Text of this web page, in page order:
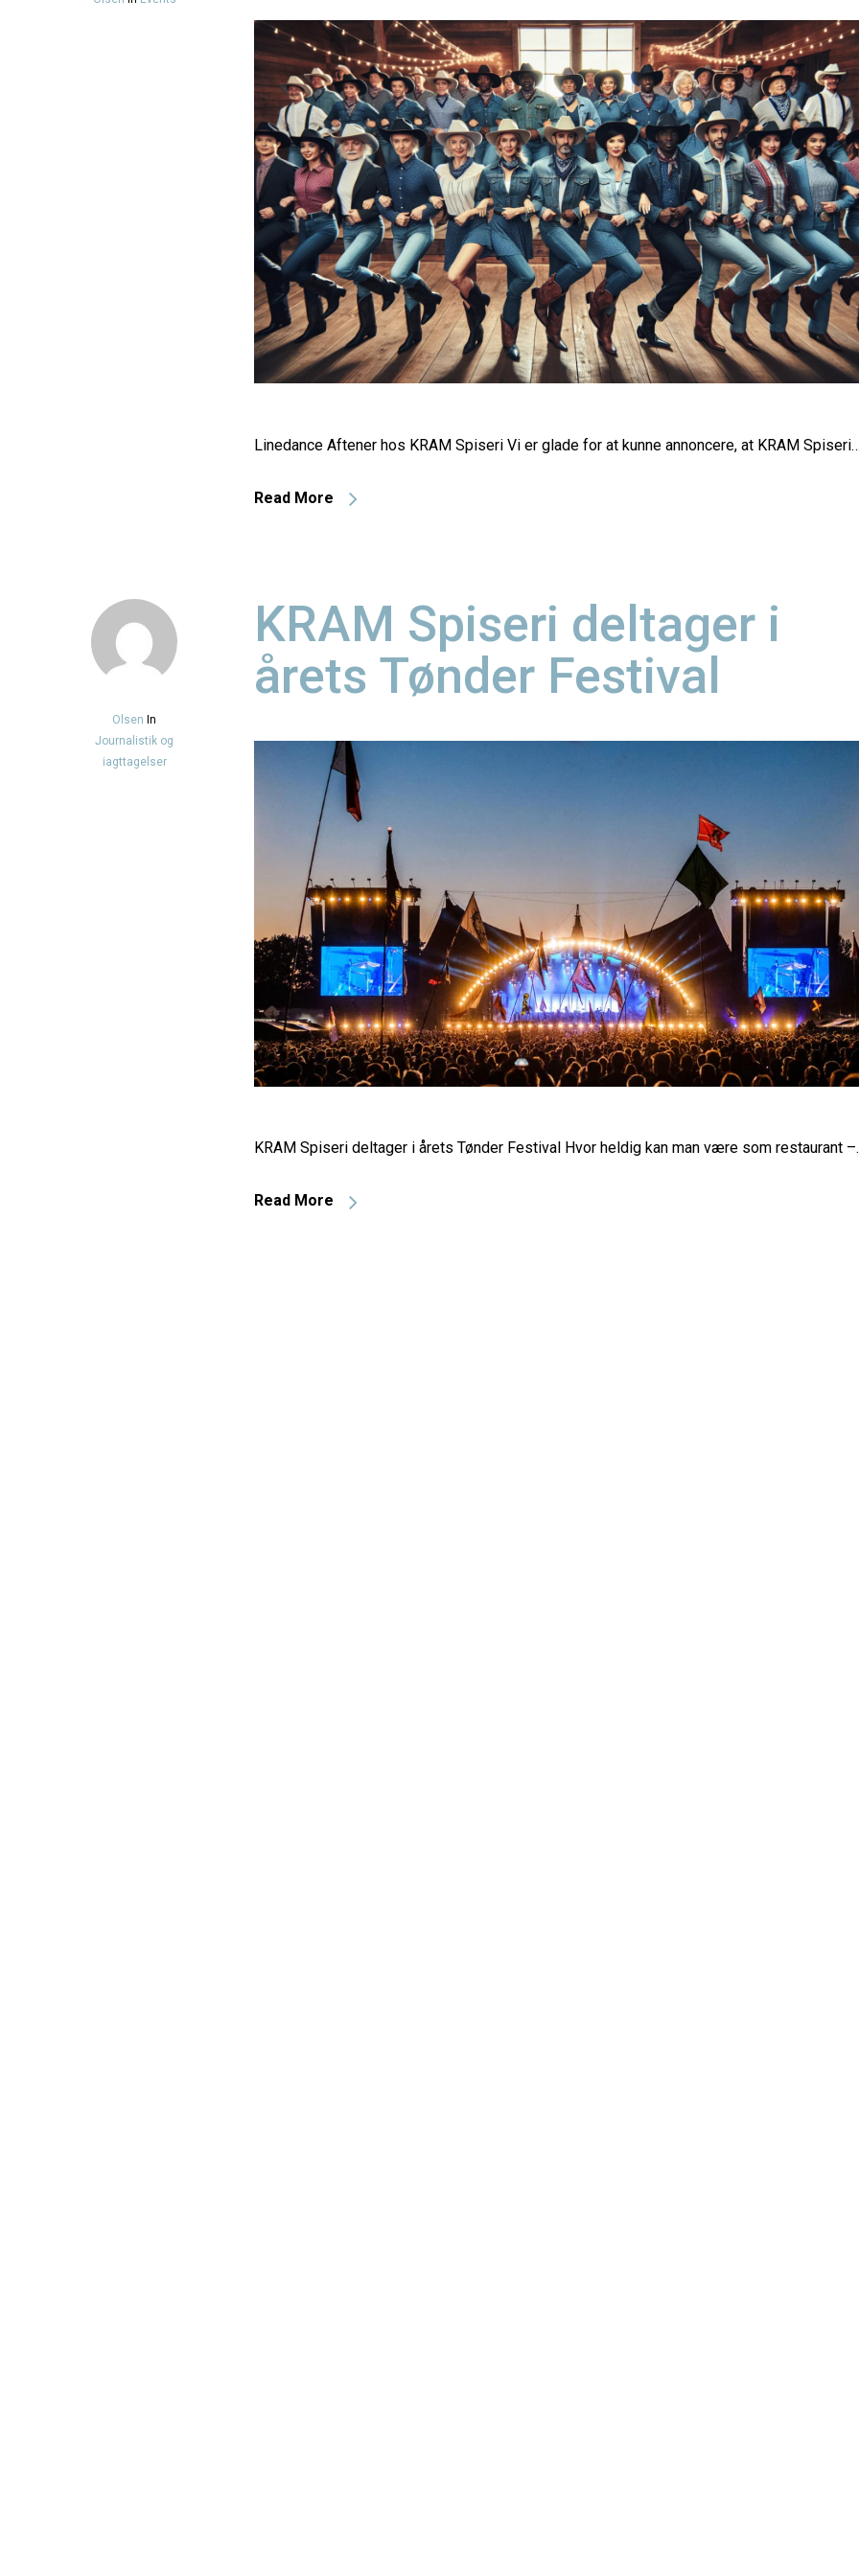
Linedance Aftener hos KRAM Spiseri Vi er glade for at kunne annoncere, at KRAM
Read More
Olsen In
Journalistik og
iagttagelser
KRAM Spiseri deltager i
årets Tønder Festival
KRAM Spiseri deltager i årets Tønder Festival Hvor heldig kan man være som restaurant
Read More